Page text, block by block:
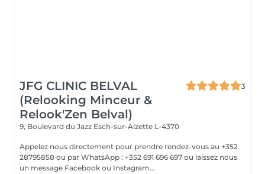
JFG CLINIC BELVAL
(Relooking Minceur &
Relook'Zen Belval)
3
9, Boulevard du Jazz Esch-sur-Alzette L-4370
Appelez nous directement pour prendre rendez-vous au +352
28795858 ou par WhatsApp : +352 691 696 697 ou laissez nous
un message Facebook ou Instagram...